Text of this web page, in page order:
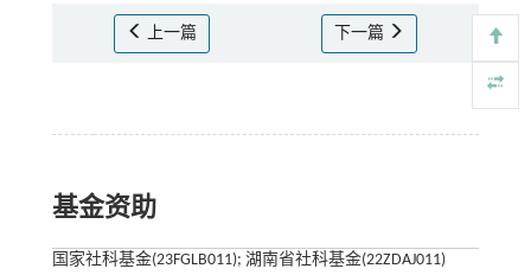
上一篇 下一篇
基金资助
国家社科基金(23FGLB011); 湖南省社科基金(22ZDAJ011)